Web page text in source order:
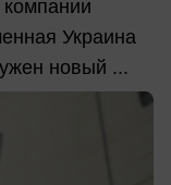
Украина
новый ...